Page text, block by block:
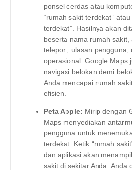
ponsel cerdas atau
“rumah sakit terdekat”
terdekat”. Hasilnya akan
beserta nama rumah sakit,
telepon, ulasan pengguna,
operasional. Google Maps
navigasi belokan demi
Anda mencapai rumah
efisien.
Peta Apple: Mirip dengan
Maps menyediakan
pengguna untuk
terdekat. Ketik “rumah
dan aplikasi akan
sakit di sekitar Anda. Anda